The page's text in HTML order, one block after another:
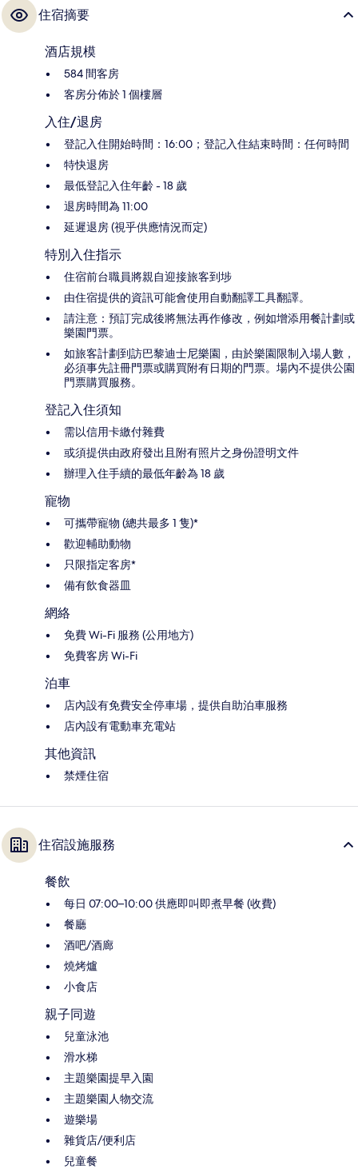
住宿摘要
酒店規模
584 間客房
客房分佈於 1 個樓層
入住/退房
登記入住開始時間：16:00；登記入住結束時間：任何時間
特快退房
最低登記入住年齡 - 18 歲
退房時間為 11:00
延遲退房 (視乎供應情況而定)
特別入住指示
住宿前台職員將親自迎接旅客到埗
由住宿提供的資訊可能會使用自動翻譯工具翻譯。
請注意：預訂完成後將無法再作修改，例如增添用餐計劃或
樂園門票。
如旅客計劃到訪巴黎迪士尼樂園，由於樂園限制入場人數，
必須事先註冊門票或購買附有日期的門票。場內不提供公園
門票購買服務。
登記入住須知
需以信用卡繳付雜費
或須提供由政府發出且附有照片之身份證明文件
辦理入住手續的最低年齡為 18 歲
寵物
可攜帶寵物 (總共最多 1 隻)*
歡迎輔助動物
只限指定客房*
備有飲食器皿
網絡
免費 Wi-Fi 服務 (公用地方)
免費客房 Wi-Fi
泊車
店內設有免費安全停車場，提供自助泊車服務
店內設有電動車充電站
其他資訊
禁煙住宿
住宿設施服務
餐飲
每日 07:00–10:00 供應即叫即煮早餐 (收費)
餐廳
酒吧/酒廊
燒烤爐
小食店
親子同遊
兒童泳池
滑水梯
主題樂園提早入園
主題樂園人物交流
遊樂場
雜貨店/便利店
兒童餐